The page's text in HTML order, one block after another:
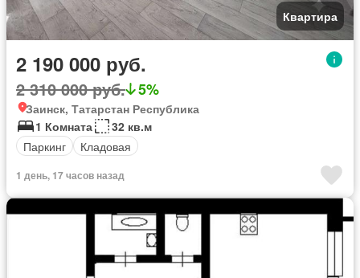
Квартира
2 190 000 руб.
2 310 000 руб. 5%
Заинск, Татарстан Республика
1 Комната
32 кв.м
Паркинг
Кладовая
1 день, 17 часов назад